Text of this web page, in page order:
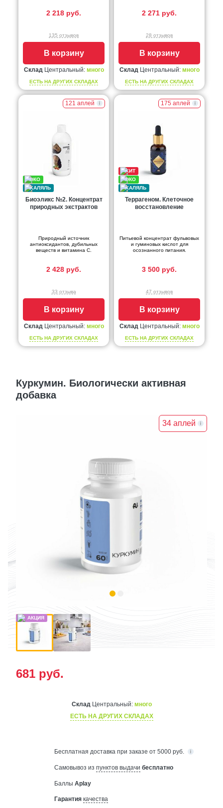
2 218 руб.
135 отзывов
В корзину
Склад Центральный: много
ЕСТЬ НА ДРУГИХ СКЛАДАХ
2 271 руб.
28 отзывов
В корзину
Склад Центральный: много
ЕСТЬ НА ДРУГИХ СКЛАДАХ
121 аплей
Биоэликс №2. Концентрат
природных экстрактов
Природный источник
антиоксидантов, дубильных
веществ и витамина С.
2 428 руб.
33 отзыва
В корзину
Склад Центральный: много
ЕСТЬ НА ДРУГИХ СКЛАДАХ
175 аплей
Террагеном. Клеточное
восстановление
Питьевой концентрат фульвовых
и гуминовых кислот для
осознанного питания.
3 500 руб.
47 отзывов
В корзину
Склад Центральный: много
ЕСТЬ НА ДРУГИХ СКЛАДАХ
Куркумин. Биологически активная
добавка
34 аплей
681 руб.
Склад Центральный: много
ЕСТЬ НА ДРУГИХ СКЛАДАХ
Бесплатная доставка при заказе от 5000 руб.
Самовывоз из пунктов выдачи бесплатно
Баллы Aplay
Гарантия качества